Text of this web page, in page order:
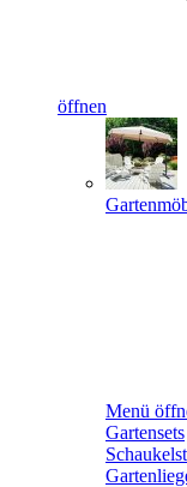
öffnen
Menü
Gartensets